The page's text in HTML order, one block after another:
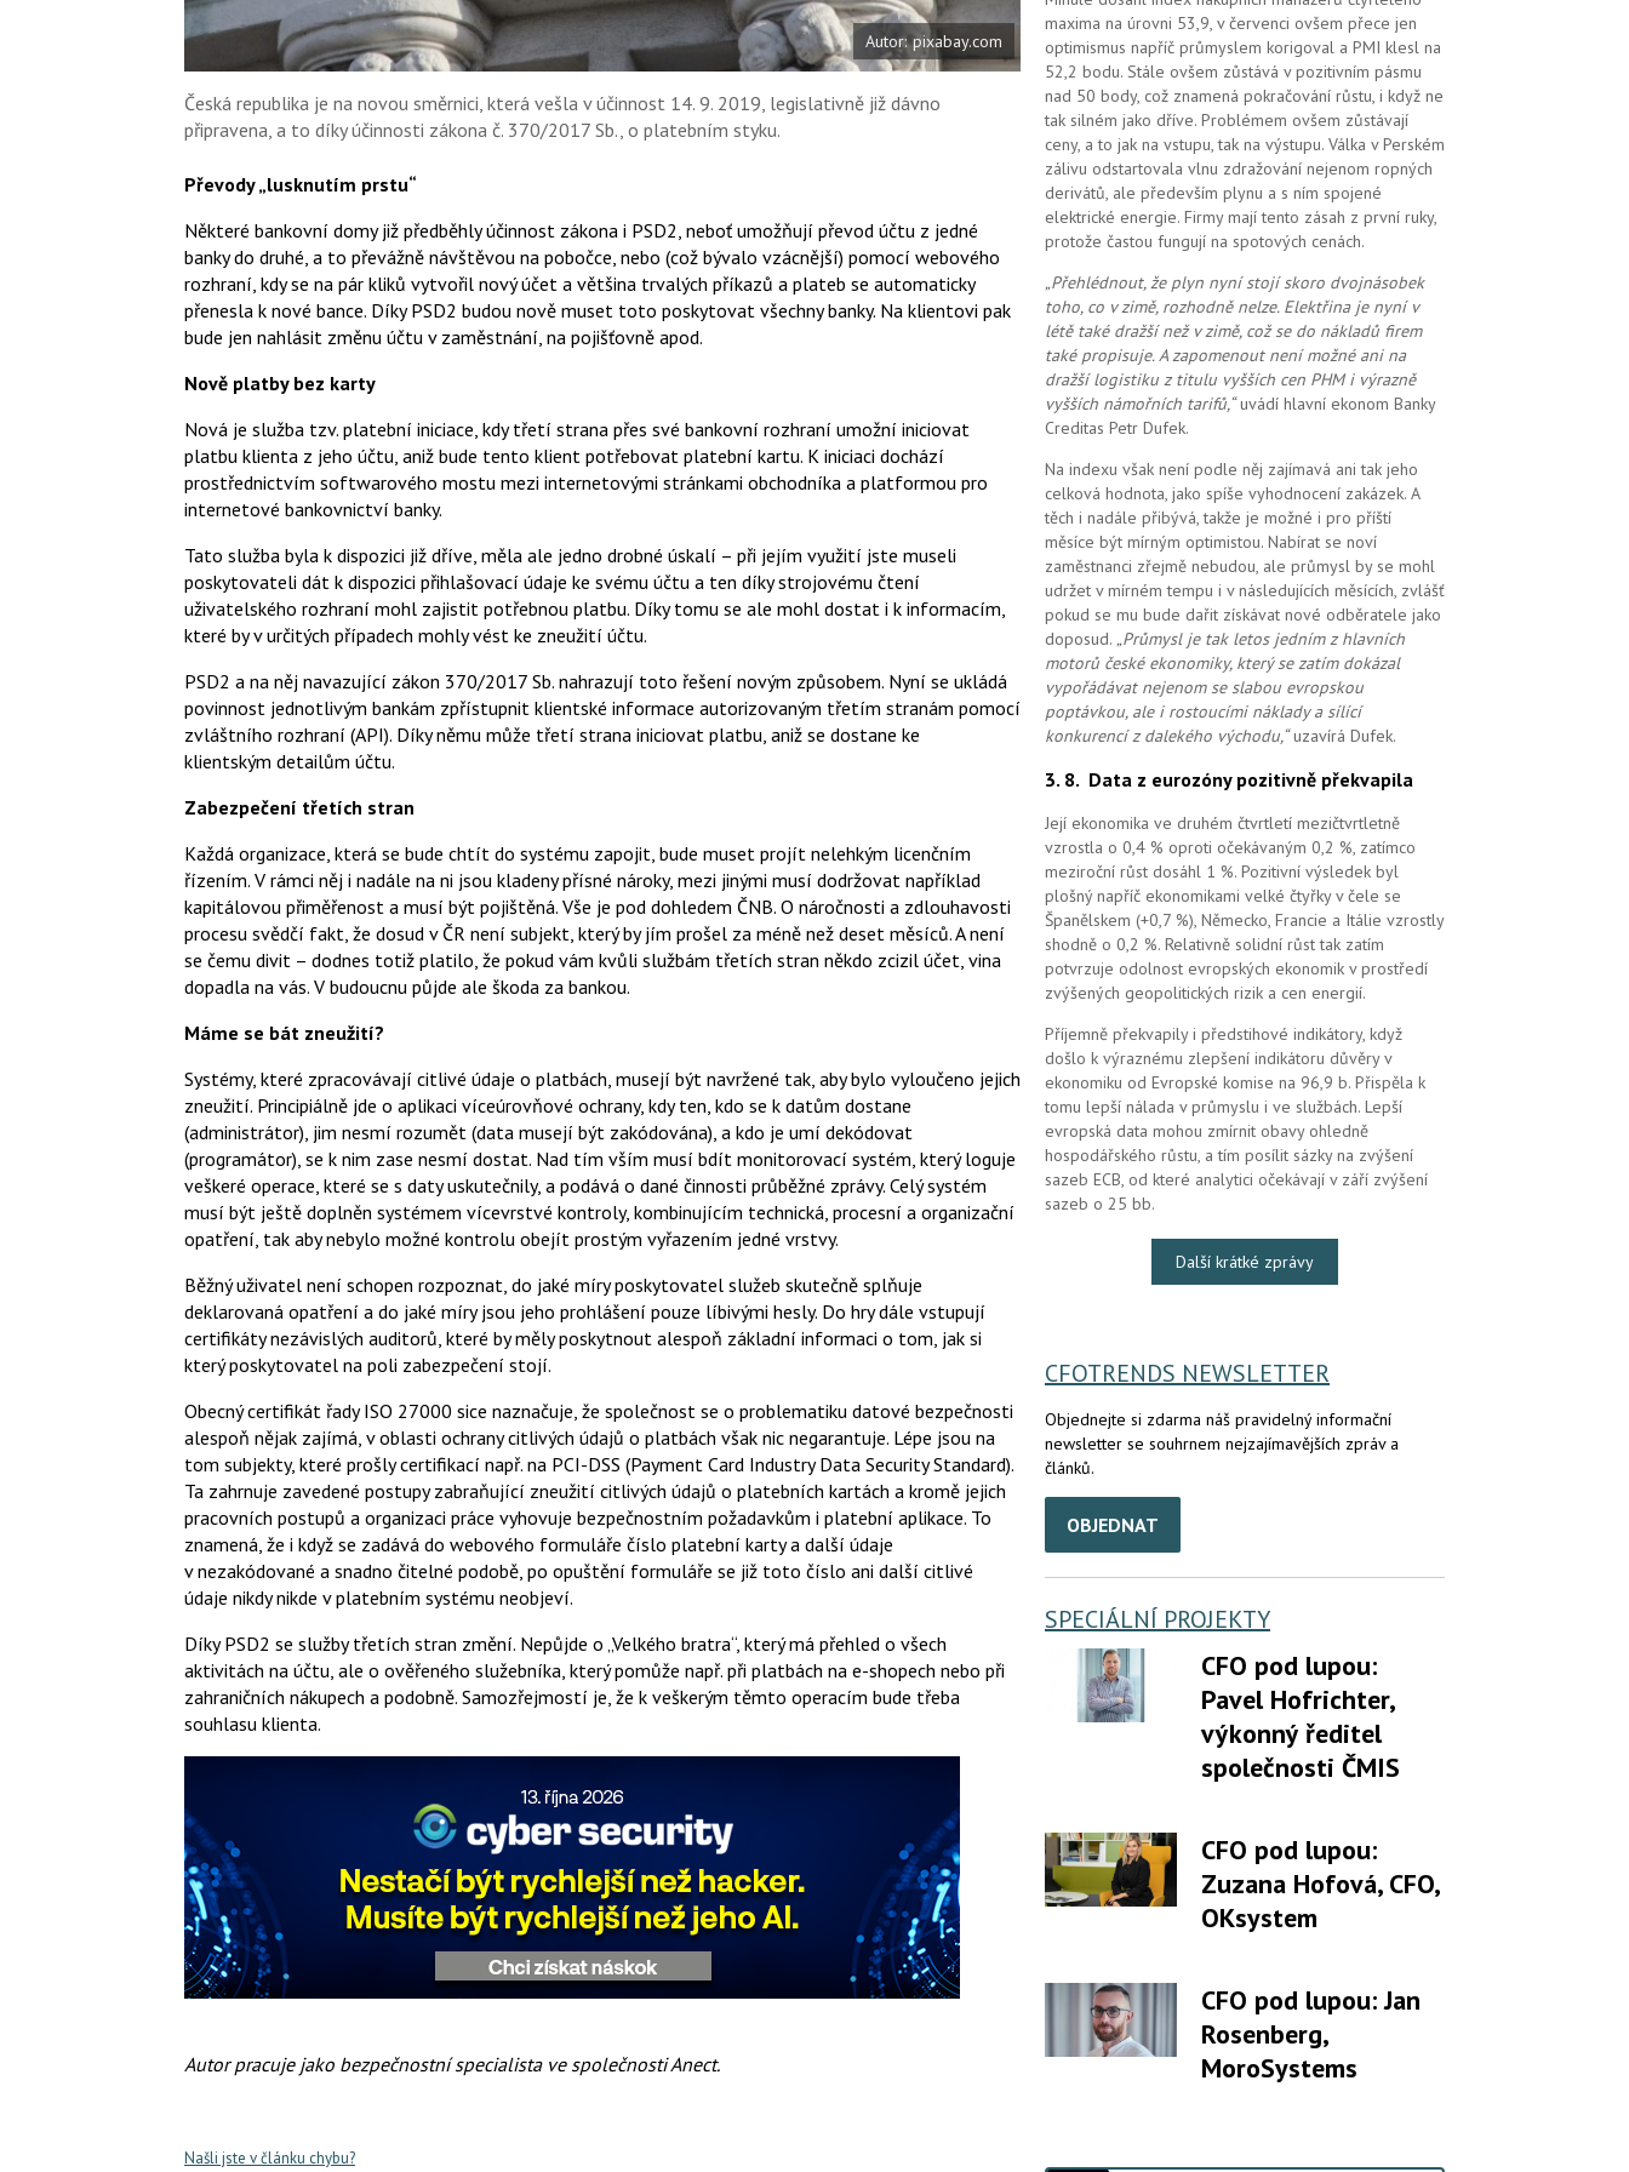
Autor: pixabay.com
Česká republika je na novou směrnici, která vešla v účinnost 14. 9. 2019, legislativně již dávno
připravena, a to díky účinnosti zákona č. 370/2017 Sb., o platebním styku.
Převody „lusknutím prstu“
Některé bankovní domy již předběhly účinnost zákona i PSD2, neboť umožňují převod účtu z jedné
banky do druhé, a to převážně návštěvou na pobočce, nebo (což bývalo vzácnější) pomocí webového
rozhraní, kdy se na pár kliků vytvořil nový účet a většina trvalých příkazů a plateb se automaticky
přenesla k nové bance. Díky PSD2 budou nově muset toto poskytovat všechny banky. Na klientovi pak
bude jen nahlásit změnu účtu v zaměstnání, na pojišťovně apod.
Nově platby bez karty
Nová je služba tzv. platební iniciace, kdy třetí strana přes své bankovní rozhraní umožní iniciovat
platbu klienta z jeho účtu, aniž bude tento klient potřebovat platební kartu. K iniciaci dochází
prostřednictvím softwarového mostu mezi internetovými stránkami obchodníka a platformou pro
internetové bankovnictví banky.
Tato služba byla k dispozici již dříve, měla ale jedno drobné úskalí – při jejím využití jste museli
poskytovateli dát k dispozici přihlašovací údaje ke svému účtu a ten díky strojovému čtení
uživatelského rozhraní mohl zajistit potřebnou platbu. Díky tomu se ale mohl dostat i k informacím,
které by v určitých případech mohly vést ke zneužití účtu.
PSD2 a na něj navazující zákon 370/2017 Sb. nahrazují toto řešení novým způsobem. Nyní se ukládá
povinnost jednotlivým bankám zpřístupnit klientské informace autorizovaným třetím stranám pomocí
zvláštního rozhraní (API). Díky němu může třetí strana iniciovat platbu, aniž se dostane ke
klientským detailům účtu.
Zabezpečení třetích stran
Každá organizace, která se bude chtít do systému zapojit, bude muset projít nelehkým licenčním
řízením. V rámci něj i nadále na ni jsou kladeny přísné nároky, mezi jinými musí dodržovat například
kapitálovou přiměřenost a musí být pojištěná. Vše je pod dohledem ČNB. O náročnosti a zdlouhavosti
procesu svědčí fakt, že dosud v ČR není subjekt, který by jím prošel za méně než deset měsíců. A není
se čemu divit – dodnes totiž platilo, že pokud vám kvůli službám třetích stran někdo zcizil účet, vina
dopadla na vás. V budoucnu půjde ale škoda za bankou.
Máme se bát zneužití?
Systémy, které zpracovávají citlivé údaje o platbách, musejí být navržené tak, aby bylo vyloučeno jejich
zneužití. Principiálně jde o aplikaci víceúrovňové ochrany, kdy ten, kdo se k datům dostane
(administrátor), jim nesmí rozumět (data musejí být zakódována), a kdo je umí dekódovat
(programátor), se k nim zase nesmí dostat. Nad tím vším musí bdít monitorovací systém, který loguje
veškeré operace, které se s daty uskutečnily, a podává o dané činnosti průběžné zprávy. Celý systém
musí být ještě doplněn systémem vícevrstvé kontroly, kombinujícím technická, procesní a organizační
opatření, tak aby nebylo možné kontrolu obejít prostým vyřazením jedné vrstvy.
Běžný uživatel není schopen rozpoznat, do jaké míry poskytovatel služeb skutečně splňuje
deklarovaná opatření a do jaké míry jsou jeho prohlášení pouze líbivými hesly. Do hry dále vstupují
certifikáty nezávislých auditorů, které by měly poskytnout alespoň základní informaci o tom, jak si
který poskytovatel na poli zabezpečení stojí.
Obecný certifikát řady ISO 27000 sice naznačuje, že společnost se o problematiku datové bezpečnosti
alespoň nějak zajímá, v oblasti ochrany citlivých údajů o platbách však nic negarantuje. Lépe jsou na
tom subjekty, které prošly certifikací např. na PCI-DSS (Payment Card Industry Data Security Standard).
Ta zahrnuje zavedené postupy zabraňující zneužití citlivých údajů o platebních kartách a kromě jejich
pracovních postupů a organizaci práce vyhovuje bezpečnostním požadavkům i platební aplikace. To
znamená, že i když se zadává do webového formuláře číslo platební karty a další údaje
v nezakódované a snadno čitelné podobě, po opuštění formuláře se již toto číslo ani další citlivé
údaje nikdy nikde v platebním systému neobjeví.
Díky PSD2 se služby třetích stran změní. Nepůjde o „Velkého bratra“, který má přehled o všech
aktivitách na účtu, ale o ověřeného služebníka, který pomůže např. při platbách na e-shopech nebo při
zahraničních nákupech a podobně. Samozřejmostí je, že k veškerým těmto operacím bude třeba
souhlasu klienta.
Autor pracuje jako bezpečnostní specialista ve společnosti Anect.
Našli jste v článku chybu?
maxima na úrovni 53,9, v červenci ovšem přece jen
optimismus napříč průmyslem korigoval a PMI klesl na
52,2 bodu. Stále ovšem zůstává v pozitivním pásmu
nad 50 body, což znamená pokračování růstu, i když ne
tak silném jako dříve. Problémem ovšem zůstávají
ceny, a to jak na vstupu, tak na výstupu. Válka v Perském
zálivu odstartovala vlnu zdražování nejenom ropných
derivátů, ale především plynu a s ním spojené
elektrické energie. Firmy mají tento zásah z první ruky,
protože častou fungují na spotových cenách.
„Přehlédnout, že plyn nyní stojí skoro dvojnásobek
toho, co v zimě, rozhodně nelze. Elektřina je nyní v
létě také dražší než v zimě, což se do nákladů firem
také propisuje. A zapomenout není možnéani na
dražší logistiku z titulu vyšších cen PHM i výrazně
vyšších námořních tarifů,“uvádí hlavní ekonom Banky
Creditas Petr Dufek.
Na indexu však není podle něj zajímavá ani tak jeho
celková hodnota, jako spíše vyhodnocení zakázek. A
těch i nadále přibývá, takže je možné i pro příští
měsíce být mírným optimistou. Nabírat se noví
zaměstnanci zřejmě nebudou, ale průmysl by se mohl
udržet v mírném tempu i v následujících měsících, zvlášť
pokud se mu bude dařit získávat nové odběratele jako
doposud. „Průmysl je tak letos jedním z hlavních
motorů české ekonomiky, který se zatím dokázal
vypořádávat nejenom se slabou evropskou
poptávkou, ale i rostoucími náklady a sílící
konkurencí z dalekého východu,“uzavírá Dufek.
3. 8. Data z eurozóny pozitivně překvapila
Její ekonomika ve druhém čtvrtletí mezičtvrtletně
vzrostla o 0,4 % oproti očekávaným 0,2 %, zatímco
meziroční růst dosáhl 1 %. Pozitivní výsledek byl
plošný napříč ekonomikami velké čtyřky v čele se
Španělskem (+0,7 %), Německo, Francie a Itálie vzrostly
shodně o 0,2 %. Relativně solidní růst tak zatím
potvrzuje odolnost evropských ekonomik v prostředí
zvýšených geopolitických rizik a cen energií.
Příjemně překvapily i předstihové indikátory, když
došlo k výraznému zlepšení indikátoru důvěry v
ekonomiku od Evropské komise na 96,9 b. Přispěla k
tomu lepší nálada v průmyslu i ve službách. Lepší
evropská data mohou zmírnit obavy ohledně
hospodářského růstu, a tím posílit sázky na zvýšení
sazeb ECB, od které analytici očekávají v září zvýšení
sazeb o 25 bb.
Další krátké zprávy
CFOTRENDS NEWSLETTER
Objednejte si zdarma náš pravidelný informační
newsletter se souhrnem nejzajímavějších zpráv a
článků.
OBJEDNAT
SPECIÁLNÍ PROJEKTY
CFO pod lupou:
Pavel Hofrichter,
výkonný ředitel
společnosti ČMIS
CFO pod lupou:
Zuzana Hofová, CFO,
OKsystem
CFO pod lupou: Jan
Rosenberg,
MoroSystems